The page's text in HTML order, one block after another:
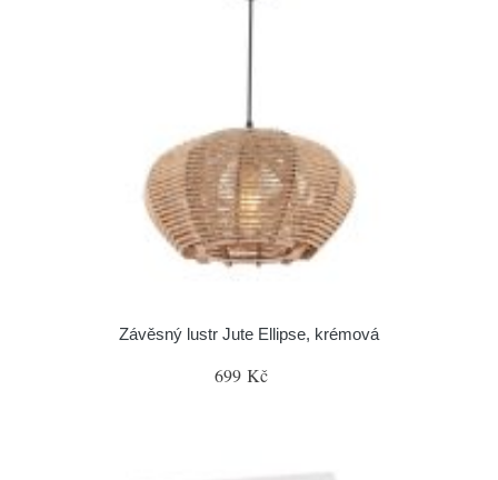
Závěsný lustr Jute Ellipse, krémová
699 Kč